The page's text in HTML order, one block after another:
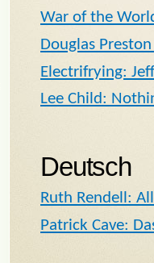
War of the
Douglas
Electrifrying:
Lee Child:
Deutsch
Ruth Rendell:
Patrick Cave: